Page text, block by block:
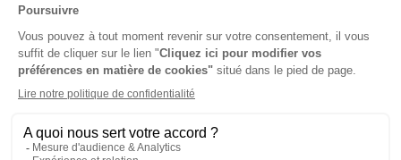
-19%
Abonnement Durée libre
Papier + 2 HS par an
4€00 Tarif Kiosque :
Prix par n°
Tarif France métropolitaine